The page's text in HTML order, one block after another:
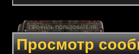
ПРОФИЛЬ ПОЛЬЗОВАТЕЛЯ
Просмотр